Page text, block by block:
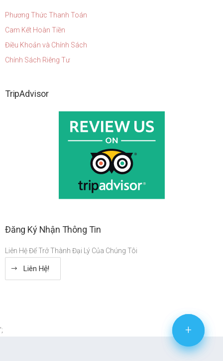
+
Phương Thức Thanh Toán
Cam Kết Hoàn Tiền
Điều Khoản và Chính Sách
Chính Sách Riêng Tư
TripAdvisor
Đăng Ký Nhận Thông Tin
Liên Hệ Để Trở Thành Đại Lý Của Chúng Tôi
Liên Hệ!
'; +